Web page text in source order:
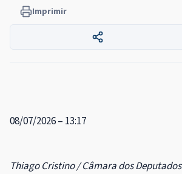
Imprimir
08/07/2026 – 13:17
Thiago Cristino / Câmara dos Deputados